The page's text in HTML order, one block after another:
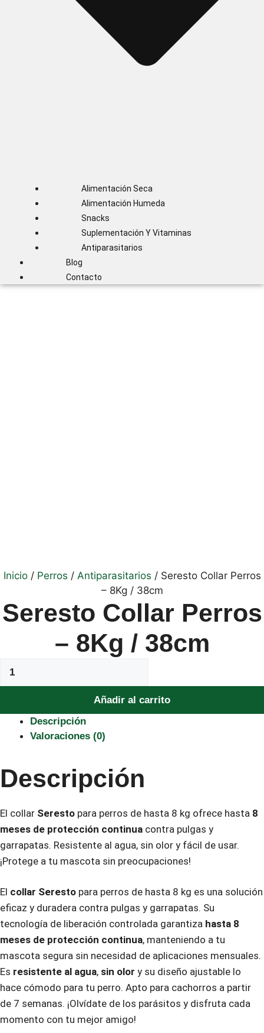
Alimentación Seca
Alimentación Humeda
Snacks
Suplementación Y Vitaminas
Antiparasitarios
Blog
Contacto
Inicio/ Perros / Antiparasitarios / Seresto Collar Perros
– 8Kg / 38cm
Seresto Collar Perros
– 8Kg / 38cm
Collar
cantidad
Añadir al carrito
Descripción
Valoraciones (0)
Descripción
El collar Seresto para perros de hasta 8 kg ofrece hasta 8
meses de protección continua contra pulgas y
garrapatas. Resistente al agua, sin olor y fácil de usar.
¡Protege a tu mascota sin preocupaciones!
El collar Seresto para perros de hasta 8 kg es una solución
eficaz y duradera contra pulgas y garrapatas. Su
tecnología de liberación controlada garantiza hasta 8
meses de protección continua, manteniendo a tu
mascota segura sin necesidad de aplicaciones mensuales.
Es resistente al agua, sin olor y su diseño ajustable lo
hace cómodo para tu perro. Apto para cachorros a partir
de 7 semanas. ¡Olvídate de los parásitos y disfruta cada
momento con tu mejor amigo!